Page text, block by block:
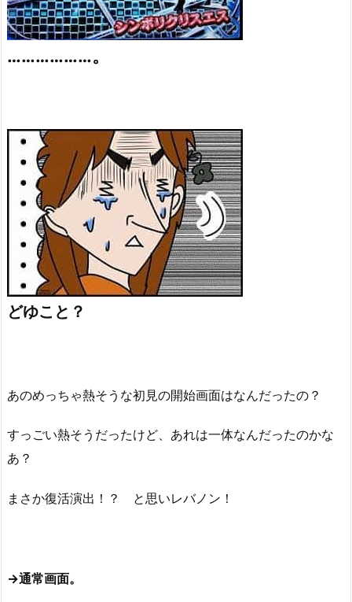
………………。
どゆこと？
あのめっちゃ熱そうな初見の開始画面はなんだったの？
すっごい熱そうだったけど、あれは一体なんだったのかな
あ？
まさか復活演出！？ と思いレバノン！
→通常画面。